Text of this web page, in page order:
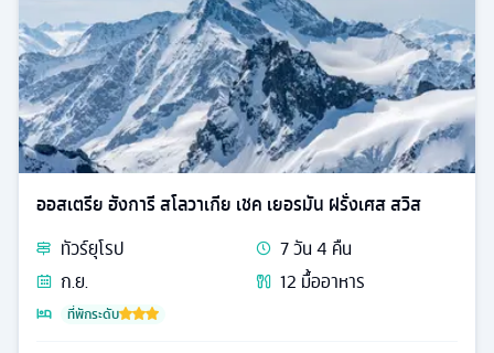
ออสเตรีย ฮังการี สโลวาเกีย เชค เยอรมัน ฝรั่งเศส สวิส
ทัวร์ยุโรป 7วัน4 คืน
ก.ย.
12 มื้ออาหาร
ที่พักระดับ